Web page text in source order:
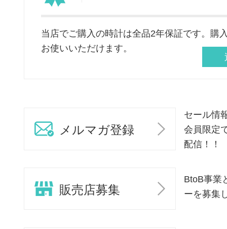
当店でご購入の時計は全品2年保証です。購
お使いいただけます。
メルマガ登録
セール情
会員限定
配信！！
販売店募集
BtoB事業
ーを募集